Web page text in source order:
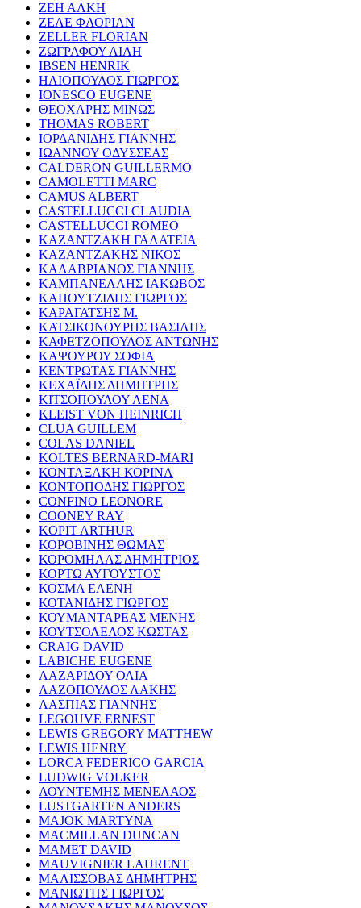
ΖΕΗ ΑΛΚΗ
ΖΕΛΕ ΦΛΟΡΙΑΝ
ZELLER FLORIAN
ΖΩΓΡΑΦΟΥ ΛΙΛΗ
IBSEN HENRIK
ΗΛΙΟΠΟΥΛΟΣ ΓΙΩΡΓΟΣ
IONESCO EUGENE
ΘΕΟΧΑΡΗΣ ΜΙΝΩΣ
THOMAS ROBERT
ΙΟΡΔΑΝΙΔΗΣ ΓΙΑΝΝΗΣ
ΙΩΑΝΝΟΥ ΟΔΥΣΣΕΑΣ
CALDERON GUILLERMO
CAMOLETTI MARC
CAMUS ALBERT
CASTELLUCCI CLAUDIA
CASTELLUCCI ROMEO
ΚΑΖΑΝΤΖΑΚΗ ΓΑΛΑΤΕΙΑ
ΚΑΖΑΝΤΖΑΚΗΣ ΝΙΚΟΣ
ΚΑΛΑΒΡΙΑΝΟΣ ΓΙΑΝΝΗΣ
ΚΑΜΠΑΝΕΛΛΗΣ ΙΑΚΩΒΟΣ
ΚΑΠΟΥΤΖΙΔΗΣ ΓΙΩΡΓΟΣ
ΚΑΡΑΓΑΤΣΗΣ Μ.
ΚΑΤΣΙΚΟΝΟΥΡΗΣ ΒΑΣΙΛΗΣ
ΚΑΦΕΤΖΟΠΟΥΛΟΣ ΑΝΤΩΝΗΣ
ΚΑΨΟΥΡΟΥ ΣΟΦΙΑ
ΚΕΝΤΡΩΤΑΣ ΓΙΑΝΝΗΣ
ΚΕΧΑΪΔΗΣ ΔΗΜΗΤΡΗΣ
ΚΙΤΣΟΠΟΥΛΟΥ ΛΕΝΑ
KLEIST VON HEINRICH
CLUA GUILLEM
COLAS DANIEL
KOLTES BERNARD-MARI
ΚΟΝΤΑΞΑΚΗ ΚΟΡΙΝΑ
ΚΟΝΤΟΠΟΔΗΣ ΓΙΩΡΓΟΣ
CONFINO LEONORE
COONEY RAY
KOPIT ARTHUR
ΚΟΡΟΒΙΝΗΣ ΘΩΜΑΣ
ΚΟΡΟΜΗΛΑΣ ΔΗΜΗΤΡΙΟΣ
ΚΟΡΤΩ ΑΥΓΟΥΣΤΟΣ
ΚΟΣΜΑ ΕΛΕΝΗ
ΚΟΤΑΝΙΔΗΣ ΓΙΩΡΓΟΣ
ΚΟΥΜΑΝΤΑΡΕΑΣ ΜΕΝΗΣ
ΚΟΥΤΣΟΛΕΛΟΣ ΚΩΣΤΑΣ
CRAIG DAVID
LABICHE EUGENE
ΛΑΖΑΡΙΔΟΥ ΟΛΙΑ
ΛΑΖΟΠΟΥΛΟΣ ΛΑΚΗΣ
ΛΑΣΠΙΑΣ ΓΙΑΝΝΗΣ
LEGOUVE ERNEST
LEWIS GREGORY MATTHEW
LEWIS HENRY
LORCA FEDERICO GARCIA
LUDWIG VOLKER
ΛΟΥΝΤΕΜΗΣ ΜΕΝΕΛΑΟΣ
LUSTGARTEN ANDERS
MAJOK MARTYNA
MACMILLAN DUNCAN
MAMET DAVID
MAUVIGNIER LAURENT
ΜΑΛΙΣΣΟΒΑΣ ΔΗΜΗΤΡΗΣ
ΜΑΝΙΩΤΗΣ ΓΙΩΡΓΟΣ